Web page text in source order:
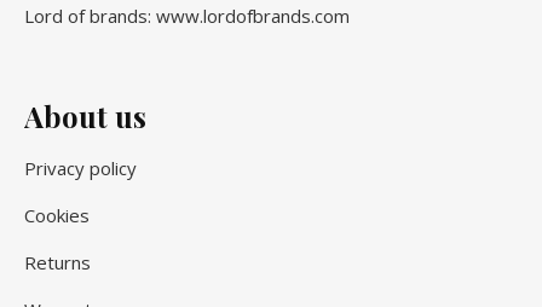
Lord of brands: www.lordofbrands.com
About us
Privacy policy
Cookies
Returns